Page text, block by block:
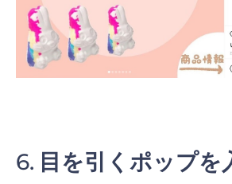
目を引くポップを